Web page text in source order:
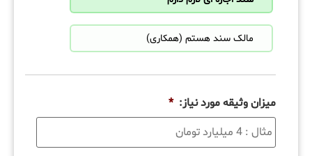
مالک سند هستم (همکاری)
میزان وثیقه مورد نیاز: *